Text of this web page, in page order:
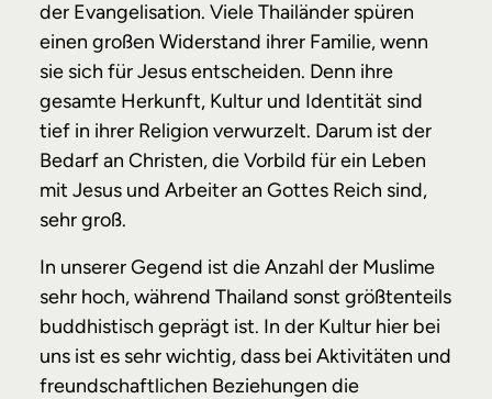
der Evangelisation. Viele Thailänder spüren
einen großen Widerstand ihrer Familie, wenn
sie sich für Jesus entscheiden. Denn ihre
gesamte Herkunft, Kultur und Identität sind
tief in ihrer Religion verwurzelt. Darum ist der
Bedarf an Christen, die Vorbild für ein Leben
mit Jesus und Arbeiter an Gottes Reich sind,
sehr groß.
In unserer Gegend ist die Anzahl der Muslime
sehr hoch, während Thailand sonst größtenteils
buddhistisch geprägt ist. In der Kultur hier bei
uns ist es sehr wichtig, dass bei Aktivitäten und
freundschaftlichen Beziehungen die